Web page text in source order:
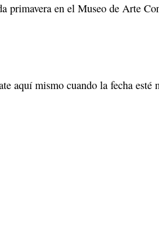
primavera en el Museo de Arte
aquí mismo cuando la fecha esté